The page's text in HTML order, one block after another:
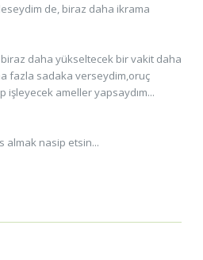
de, biraz daha ikrama
biraz daha yükseltecek bir vakit daha
fazla sadaka verseydim,oruç
işleyecek ameller yapsaydım...
almak nasip etsin...